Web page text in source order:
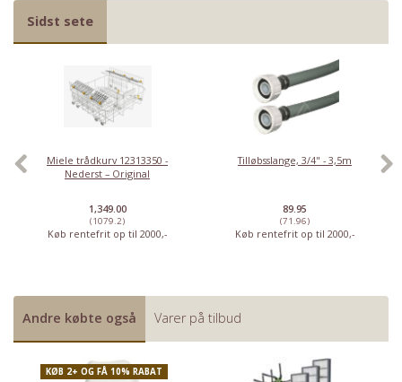
Sidst sete
Miele trådkurv 12313350 -
Nederst – Original
1,349.00
(1079.2)
Køb rentefrit op til 2000,-
Tilløbsslange, 3/4" - 3,5m
89.95
(71.96)
Køb rentefrit op til 2000,-
Andre købte også Varer på tilbud
KØB 2+ OG FÅ 10% RABAT